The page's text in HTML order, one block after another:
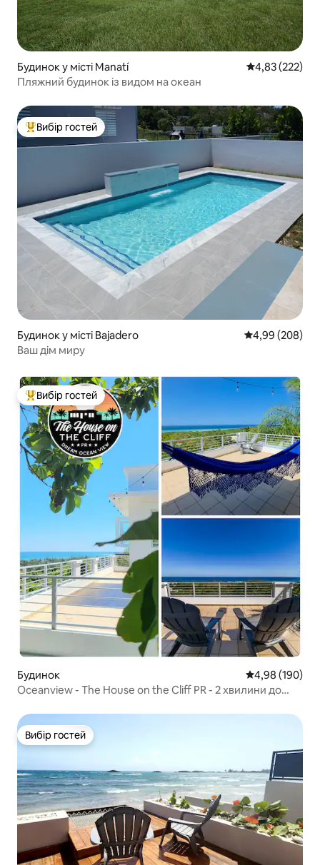
Будинок у місті Manatí Середня
4,83 (222)
Пляжний будинок із видом на океан
Топ вибір гостей
Вибір гостей
Будинок у місті Bajadero Середня
4,99 (208)
Ваш дім миру
Топ вибір гостей
Вибір гостей
Будинок Середня
4,98 (190)
Oceanview - The House on the Cliff PR - 2 хвилини до
Вибір гостей
Вибір гостей